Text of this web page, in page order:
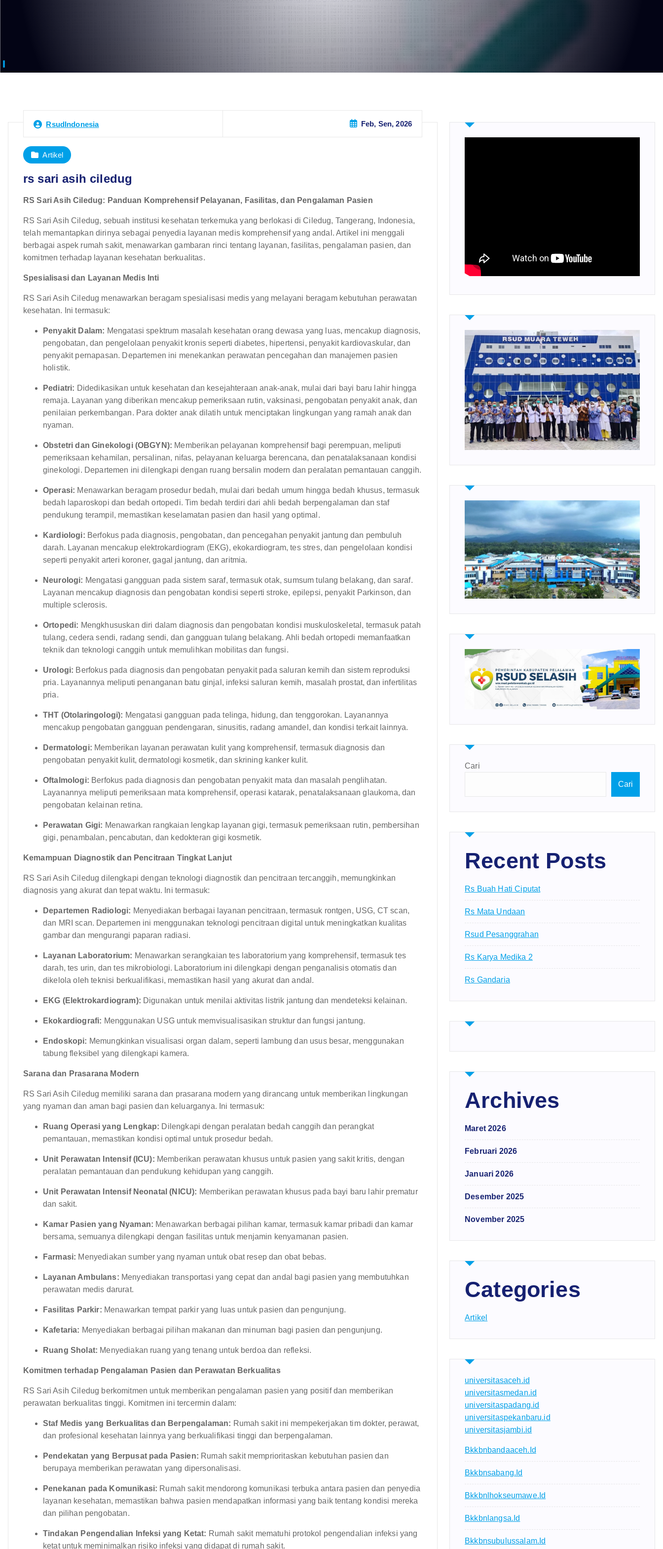
RsudIndonesia Feb, Sen, 2026
Artikel
rs sari asih ciledug
RS Sari Asih Ciledug: Panduan Komprehensif Pelayanan, Fasilitas, dan Pengalaman Pasien
RS Sari Asih Ciledug, sebuah institusi kesehatan terkemuka yang berlokasi di Ciledug, Tangerang, Indonesia,
telah memantapkan dirinya sebagai penyedia layanan medis komprehensif yang andal. Artikel ini menggali
berbagai aspek rumah sakit, menawarkan gambaran rinci tentang layanan, fasilitas, pengalaman pasien, dan
komitmen terhadap layanan kesehatan berkualitas.
Spesialisasi dan Layanan Medis Inti
RS Sari Asih Ciledug menawarkan beragam spesialisasi medis yang melayani beragam kebutuhan perawatan
kesehatan. Ini termasuk:
Penyakit Dalam: Mengatasi spektrum masalah kesehatan orang dewasa yang luas, mencakup diagnosis,
pengobatan, dan pengelolaan penyakit kronis seperti diabetes, hipertensi, penyakit kardiovaskular, dan
penyakit pernapasan. Departemen ini menekankan perawatan pencegahan dan manajemen pasien
holistik.
Pediatri: Didedikasikan untuk kesehatan dan kesejahteraan anak-anak, mulai dari bayi baru lahir hingga
remaja. Layanan yang diberikan mencakup pemeriksaan rutin, vaksinasi, pengobatan penyakit anak, dan
penilaian perkembangan. Para dokter anak dilatih untuk menciptakan lingkungan yang ramah anak dan
nyaman.
Obstetri dan Ginekologi (OBGYN): Memberikan pelayanan komprehensif bagi perempuan, meliputi
pemeriksaan kehamilan, persalinan, nifas, pelayanan keluarga berencana, dan penatalaksanaan kondisi
ginekologi. Departemen ini dilengkapi dengan ruang bersalin modern dan peralatan pemantauan canggih.
Operasi: Menawarkan beragam prosedur bedah, mulai dari bedah umum hingga bedah khusus, termasuk
bedah laparoskopi dan bedah ortopedi. Tim bedah terdiri dari ahli bedah berpengalaman dan staf
pendukung terampil, memastikan keselamatan pasien dan hasil yang optimal.
Kardiologi: Berfokus pada diagnosis, pengobatan, dan pencegahan penyakit jantung dan pembuluh
darah. Layanan mencakup elektrokardiogram (EKG), ekokardiogram, tes stres, dan pengelolaan kondisi
seperti penyakit arteri koroner, gagal jantung, dan aritmia.
Neurologi: Mengatasi gangguan pada sistem saraf, termasuk otak, sumsum tulang belakang, dan saraf.
Layanan mencakup diagnosis dan pengobatan kondisi seperti stroke, epilepsi, penyakit Parkinson, dan
multiple sclerosis.
Ortopedi: Mengkhususkan diri dalam diagnosis dan pengobatan kondisi muskuloskeletal, termasuk patah
tulang, cedera sendi, radang sendi, dan gangguan tulang belakang. Ahli bedah ortopedi memanfaatkan
teknik dan teknologi canggih untuk memulihkan mobilitas dan fungsi.
Urologi: Berfokus pada diagnosis dan pengobatan penyakit pada saluran kemih dan sistem reproduksi
pria. Layanannya meliputi penanganan batu ginjal, infeksi saluran kemih, masalah prostat, dan infertilitas
pria.
THT (Otolaringologi): Mengatasi gangguan pada telinga, hidung, dan tenggorokan. Layanannya
mencakup pengobatan gangguan pendengaran, sinusitis, radang amandel, dan kondisi terkait lainnya.
Dermatologi: Memberikan layanan perawatan kulit yang komprehensif, termasuk diagnosis dan
pengobatan penyakit kulit, dermatologi kosmetik, dan skrining kanker kulit.
Oftalmologi: Berfokus pada diagnosis dan pengobatan penyakit mata dan masalah penglihatan.
Layanannya meliputi pemeriksaan mata komprehensif, operasi katarak, penatalaksanaan glaukoma, dan
pengobatan kelainan retina.
Perawatan Gigi: Menawarkan rangkaian lengkap layanan gigi, termasuk pemeriksaan rutin, pembersihan
gigi, penambalan, pencabutan, dan kedokteran gigi kosmetik.
Kemampuan Diagnostik dan Pencitraan Tingkat Lanjut
RS Sari Asih Ciledug dilengkapi dengan teknologi diagnostik dan pencitraan tercanggih, memungkinkan
diagnosis yang akurat dan tepat waktu. Ini termasuk:
Departemen Radiologi: Menyediakan berbagai layanan pencitraan, termasuk rontgen, USG, CT scan,
dan MRI scan. Departemen ini menggunakan teknologi pencitraan digital untuk meningkatkan kualitas
gambar dan mengurangi paparan radiasi.
Layanan Laboratorium: Menawarkan serangkaian tes laboratorium yang komprehensif, termasuk tes
darah, tes urin, dan tes mikrobiologi. Laboratorium ini dilengkapi dengan penganalisis otomatis dan
dikelola oleh teknisi berkualifikasi, memastikan hasil yang akurat dan andal.
EKG (Elektrokardiogram): Digunakan untuk menilai aktivitas listrik jantung dan mendeteksi kelainan.
Ekokardiografi: Menggunakan USG untuk memvisualisasikan struktur dan fungsi jantung.
Endoskopi: Memungkinkan visualisasi organ dalam, seperti lambung dan usus besar, menggunakan
tabung fleksibel yang dilengkapi kamera.
Sarana dan Prasarana Modern
RS Sari Asih Ciledug memiliki sarana dan prasarana modern yang dirancang untuk memberikan lingkungan
yang nyaman dan aman bagi pasien dan keluarganya. Ini termasuk:
Ruang Operasi yang Lengkap: Dilengkapi dengan peralatan bedah canggih dan perangkat
pemantauan, memastikan kondisi optimal untuk prosedur bedah.
Unit Perawatan Intensif (ICU): Memberikan perawatan khusus untuk pasien yang sakit kritis, dengan
peralatan pemantauan dan pendukung kehidupan yang canggih.
Unit Perawatan Intensif Neonatal (NICU): Memberikan perawatan khusus pada bayi baru lahir prematur
dan sakit.
Kamar Pasien yang Nyaman: Menawarkan berbagai pilihan kamar, termasuk kamar pribadi dan kamar
bersama, semuanya dilengkapi dengan fasilitas untuk menjamin kenyamanan pasien.
Farmasi: Menyediakan sumber yang nyaman untuk obat resep dan obat bebas.
Layanan Ambulans: Menyediakan transportasi yang cepat dan andal bagi pasien yang membutuhkan
perawatan medis darurat.
Fasilitas Parkir: Menawarkan tempat parkir yang luas untuk pasien dan pengunjung.
Kafetaria: Menyediakan berbagai pilihan makanan dan minuman bagi pasien dan pengunjung.
Ruang Sholat: Menyediakan ruang yang tenang untuk berdoa dan refleksi.
Komitmen terhadap Pengalaman Pasien dan Perawatan Berkualitas
RS Sari Asih Ciledug berkomitmen untuk memberikan pengalaman pasien yang positif dan memberikan
perawatan berkualitas tinggi. Komitmen ini tercermin dalam:
Staf Medis yang Berkualitas dan Berpengalaman: Rumah sakit ini mempekerjakan tim dokter, perawat,
dan profesional kesehatan lainnya yang berkualifikasi tinggi dan berpengalaman.
Pendekatan yang Berpusat pada Pasien: Rumah sakit memprioritaskan kebutuhan pasien dan
berupaya memberikan perawatan yang dipersonalisasi.
Penekanan pada Komunikasi: Rumah sakit mendorong komunikasi terbuka antara pasien dan penyedia
layanan kesehatan, memastikan bahwa pasien mendapatkan informasi yang baik tentang kondisi mereka
dan pilihan pengobatan.
Tindakan Pengendalian Infeksi yang Ketat: Rumah sakit mematuhi protokol pengendalian infeksi yang
ketat untuk meminimalkan risiko infeksi yang didapat di rumah sakit.
Cari
Cari
Recent Posts
Rs Buah Hati Ciputat
Rs Mata Undaan
Rsud Pesanggrahan
Rs Karya Medika 2
Rs Gandaria
Archives
Maret 2026
Februari 2026
Januari 2026
Desember 2025
November 2025
Categories
Artikel
universitasaceh.id
universitasmedan.id
universitaspadang.id
universitaspekanbaru.id
universitasjambi.id
Bkkbnbandaaceh.id
Bkkbnsabang.id
Bkkbnlhokseumawe.id
Bkkbnlangsa.id
Bkkbnsubulussalam.id